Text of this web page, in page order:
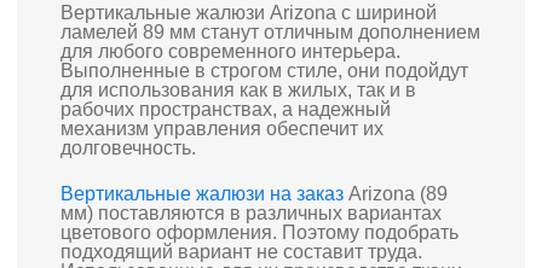
Вертикальные жалюзи Arizona с шириной
ламелей 89 мм станут отличным дополнением
для любого современного интерьера.
Выполненные в строгом стиле, они подойдут
для использования как в жилых, так и в
рабочих пространствах, а надежный
механизм управления обеспечит их
долговечность.
Вертикальные жалюзи на заказ Arizona (89
мм) поставляются в различных вариантах
цветового оформления. Поэтому подобрать
подходящий вариант не составит труда.